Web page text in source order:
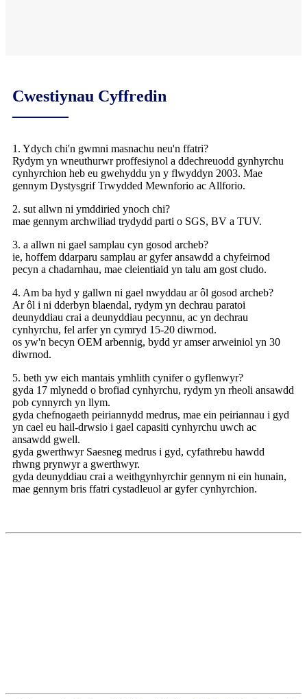
Cwestiynau Cyffredin
1. Ydych chi'n gwmni masnachu neu'n ffatri?
Rydym yn wneuthurwr proffesiynol a ddechreuodd gynhyrchu
cynhyrchion heb eu gwehyddu yn y flwyddyn 2003. Mae
gennym Dystysgrif Trwydded Mewnforio ac Allforio.
2. sut allwn ni ymddiried ynoch chi?
mae gennym archwiliad trydydd parti o SGS, BV a TUV.
3. a allwn ni gael samplau cyn gosod archeb?
ie, hoffem ddarparu samplau ar gyfer ansawdd a chyfeirnod
pecyn a chadarnhau, mae cleientiaid yn talu am gost cludo.
4. Am ba hyd y gallwn ni gael nwyddau ar ôl gosod archeb?
Ar ôl i ni dderbyn blaendal, rydym yn dechrau paratoi
deunyddiau crai a deunyddiau pecynnu, ac yn dechrau
cynhyrchu, fel arfer yn cymryd 15-20 diwrnod.
os yw'n becyn OEM arbennig, bydd yr amser arweiniol yn 30
diwrnod.
5. beth yw eich mantais ymhlith cynifer o gyflenwyr?
gyda 17 mlynedd o brofiad cynhyrchu, rydym yn rheoli ansawdd
pob cynnyrch yn llym.
gyda chefnogaeth peiriannydd medrus, mae ein peiriannau i gyd
yn cael eu hail-drwsio i gael capasiti cynhyrchu uwch ac
ansawdd gwell.
gyda gwerthwyr Saesneg medrus i gyd, cyfathrebu hawdd
rhwng prynwyr a gwerthwyr.
gyda deunyddiau crai a weithgynhyrchir gennym ni ein hunain,
mae gennym bris ffatri cystadleuol ar gyfer cynhyrchion.